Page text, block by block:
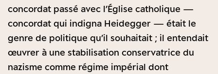
concordat passé avec l’Église catholique —
concordat qui indigna Heidegger — était le
genre de politique qu’il souhaitait ; il entendait
œuvrer à une stabilisation conservatrice du
nazisme comme régime impérial dont